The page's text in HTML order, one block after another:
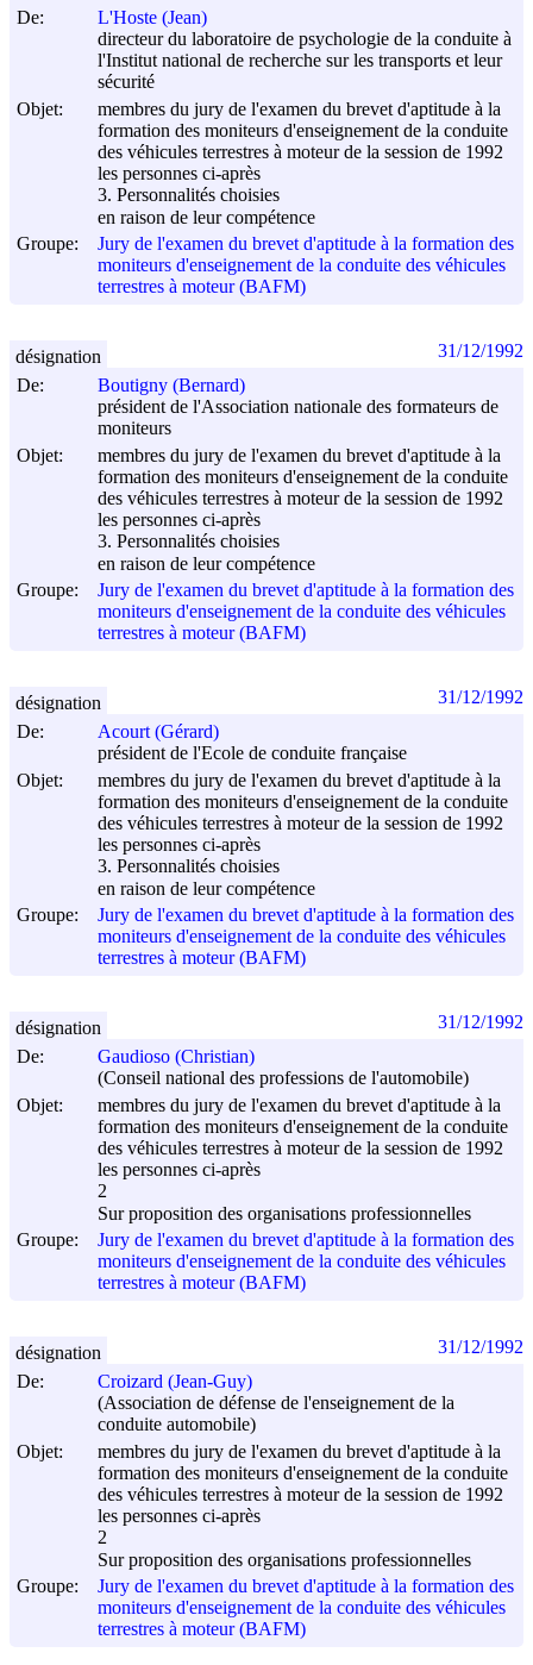
De:
L'Hoste (Jean)
directeur du laboratoire de psychologie de la conduite à
l'Institut national de recherche sur les transports et leur
sécurité
Objet:
membres du jury de l'examen du brevet d'aptitude à la
formation des moniteurs d'enseignement de la conduite
des véhicules terrestres à moteur de la session de 1992
les personnes ci-après
3. Personnalités choisies
en raison de leur compétence
Groupe:
Jury de l'examen du brevet d'aptitude à la formation des
moniteurs d'enseignement de la conduite des véhicules
terrestres à moteur (BAFM)
De:
Boutigny (Bernard)
président de l'Association nationale des formateurs de
moniteurs
Objet:
membres du jury de l'examen du brevet d'aptitude à la
formation des moniteurs d'enseignement de la conduite
des véhicules terrestres à moteur de la session de 1992
les personnes ci-après
3. Personnalités choisies
en raison de leur compétence
Groupe:
Jury de l'examen du brevet d'aptitude à la formation des
moniteurs d'enseignement de la conduite des véhicules
terrestres à moteur (BAFM)
désignation 31/12/1992
De:
Acourt (Gérard)
président de l'Ecole de conduite française
Objet:
membres du jury de l'examen du brevet d'aptitude à la
formation des moniteurs d'enseignement de la conduite
des véhicules terrestres à moteur de la session de 1992
les personnes ci-après
3. Personnalités choisies
en raison de leur compétence
Groupe:
Jury de l'examen du brevet d'aptitude à la formation des
moniteurs d'enseignement de la conduite des véhicules
terrestres à moteur (BAFM)
désignation 31/12/1992
De:
Gaudioso (Christian)
(Conseil national des professions de l'automobile)
Objet:
membres du jury de l'examen du brevet d'aptitude à la
formation des moniteurs d'enseignement de la conduite
des véhicules terrestres à moteur de la session de 1992
les personnes ci-après
2
Sur proposition des organisations professionnelles
Groupe:
Jury de l'examen du brevet d'aptitude à la formation des
moniteurs d'enseignement de la conduite des véhicules
terrestres à moteur (BAFM)
désignation 31/12/1992
De:
Croizard (Jean-Guy)
(Association de défense de l'enseignement de la
conduite automobile)
Objet:
membres du jury de l'examen du brevet d'aptitude à la
formation des moniteurs d'enseignement de la conduite
des véhicules terrestres à moteur de la session de 1992
les personnes ci-après
2
Sur proposition des organisations professionnelles
Groupe:
Jury de l'examen du brevet d'aptitude à la formation des
moniteurs d'enseignement de la conduite des véhicules
terrestres à moteur (BAFM)
désignation 31/12/1992